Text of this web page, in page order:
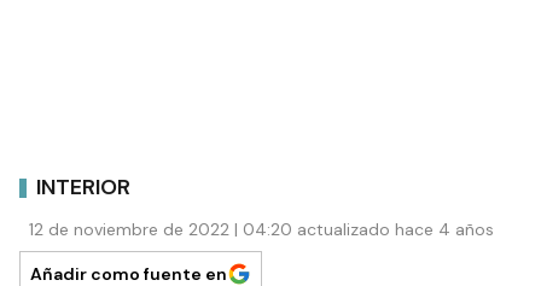
INTERIOR
12 de noviembre de 2022 | 04:20 actualizado hace 4 años
Añadir como fuente en